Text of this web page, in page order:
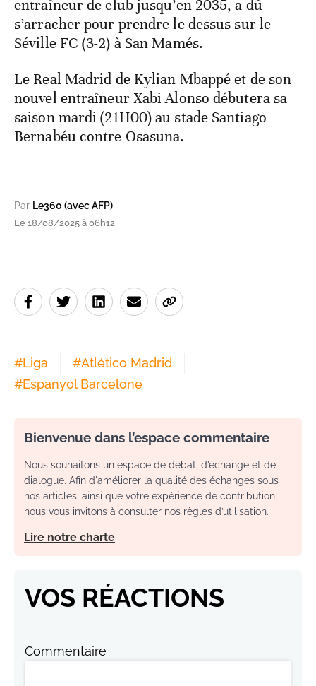
entraîneur de club jusqu’en 2035, a dû
s’arracher pour prendre le dessus sur le
Séville FC (3-2) à San Mamés.
Le Real Madrid de Kylian Mbappé et de son
nouvel entraîneur Xabi Alonso débutera sa
saison mardi (21H00) au stade Santiago
Bernabéu contre Osasuna.
Par Le360 (avec AFP)
Le 18/08/2025 à 06h12
#Liga #Atlético Madrid
#Espanyol Barcelone
Bienvenue dans l’espace commentaire
Nous souhaitons un espace de débat, d’échange et de
dialogue. Afin d'améliorer la qualité des échanges sous
nos articles, ainsi que votre expérience de contribution,
nous vous invitons à consulter nos règles d’utilisation.
Lire notre charte
VOS RÉACTIONS
Commentaire